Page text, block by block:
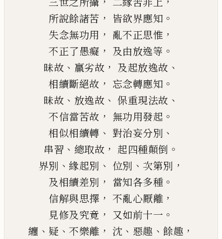
所說餘諸苦 ， 皆欲界應知 。
失念無功用 ， 亂不正思惟 ，
不正了愚癡 ， 及由放逸等 。
昧故 、 羸劣故 ， 及起放逸故 、
相續斷絕故 ， 忘念轉應知 。
昧故 、 放逸故 、 保重現法故 、
不信當苦故 ， 無功用發起 。
相似相續轉 、 對治妄分別 、
串習 、 總取故 ， 起四種顛倒 。
界別 、 緣起別 、 位別 、 次第別 ，
及相續差別 ， 當知各多種 。
信解與思擇 ， 不亂心厭離 ，
見修及究竟 ， 又如前十一 。
纏 、 疑 、不樂離 ， 沈 、 惡趣 、餘趣 ，